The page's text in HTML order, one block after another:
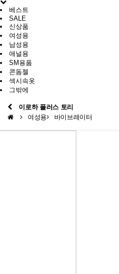
베스트
SALE
신상품
여성용
남성용
애널용
SM용품
콘돔젤
섹시속옷
그밖에
이로하 플러스 토리
여성용
바이브레이터